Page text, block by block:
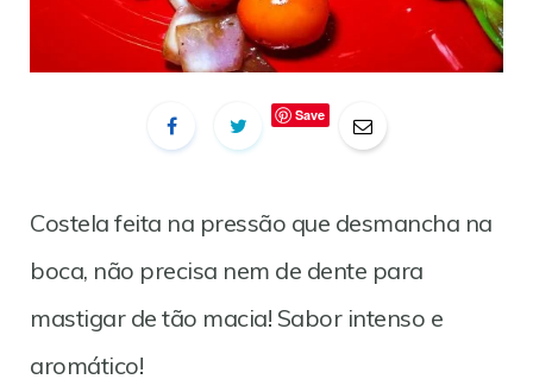
Save
Costela feita na pressão que desmancha na
boca, não precisa nem de dente para
mastigar de tão macia! Sabor intenso e
aromático!